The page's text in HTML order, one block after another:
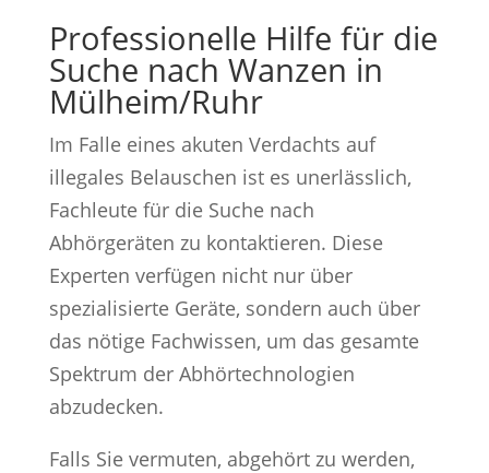
Professionelle Hilfe für die
Suche nach Wanzen in
Mülheim/Ruhr
Im Falle eines akuten Verdachts auf
illegales Belauschen ist es unerlässlich,
Fachleute für die Suche nach
Abhörgeräten zu kontaktieren. Diese
Experten verfügen nicht nur über
spezialisierte Geräte, sondern auch über
das nötige Fachwissen, um das gesamte
Spektrum der Abhörtechnologien
abzudecken.
Falls Sie vermuten, abgehört zu werden,